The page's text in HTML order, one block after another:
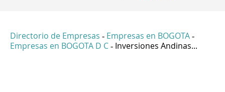
Directorio de Empresas - Empresas en BOGOTA -
Empresas en BOGOTA D C - Inversiones Andinas...